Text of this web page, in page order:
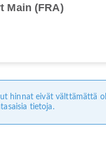
Main (FRA)
hinnat eivät välttämättä
tietoja.